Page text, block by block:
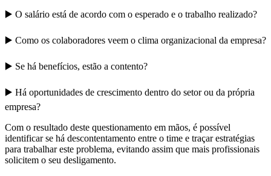
▶️ O salário está de acordo com o esperado e o trabalho realizado?
▶️ Como os colaboradores veem o clima organizacional da empresa?
▶️ Se há benefícios, estão a contento?
▶️ Há oportunidades de crescimento dentro do setor ou da própria
empresa?
Com o resultado deste questionamento em mãos, é possível
identificar se há descontentamento entre o time e traçar estratégias
para trabalhar este problema, evitando assim que mais profissionais
solicitem o seu desligamento.